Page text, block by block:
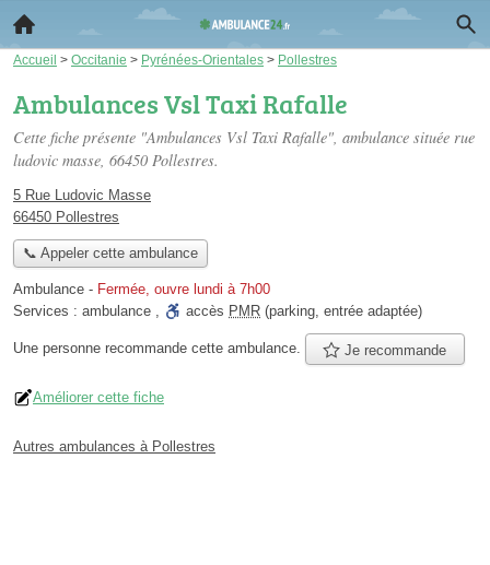
Accueil > Occitanie > Pyrénées-Orientales > Pollestres
Ambulances Vsl Taxi Rafalle
Cette fiche présente "Ambulances Vsl Taxi Rafalle", ambulance située rue
ludovic masse, 66450 Pollestres.
5 Rue Ludovic Masse
66450 Pollestres
📞 Appeler cette ambulance
Ambulance - Fermée, ouvre lundi à 7h00
Services : ambulance , accès PMR (parking, entrée adaptée)
Une personne recommande cette ambulance. Je recommande
Améliorer cette fiche
Autres ambulances à Pollestres